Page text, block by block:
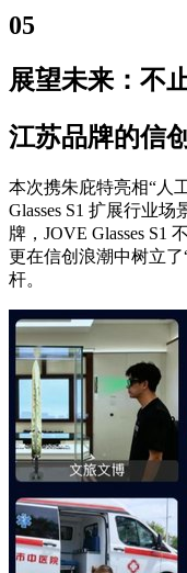
05
展望未来：不
江苏品牌的信
本次携朱庇特亮相“人
Glasses S1 扩展行业
牌，JOVE Glasses S1
更在信创浪潮中树立
杆。